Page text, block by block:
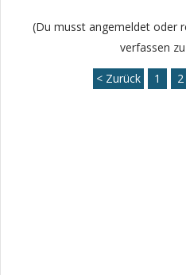
(Du musst angemeldet oder
verfassen
< Zurück 1 2